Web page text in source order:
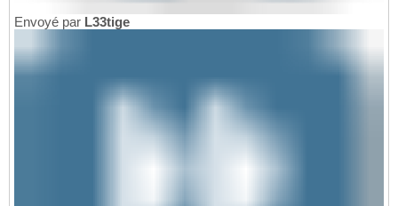
Envoyé par L33tige